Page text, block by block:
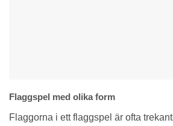
Flaggspel med olika form
Flaggorna i ett flaggspel är ofta